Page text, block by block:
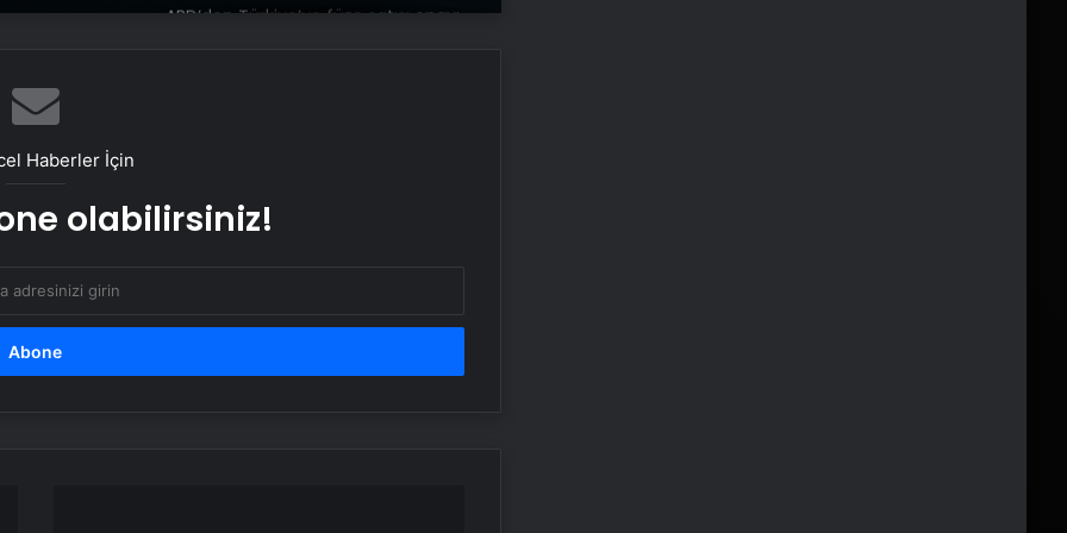
ABD’den Türkiye’ye füze satışı onayı
İstanbul’da kritik toplantı… Nükleer
görüşmelerde ev sahibi olacak
Haberler İçin
olabilirsiniz!